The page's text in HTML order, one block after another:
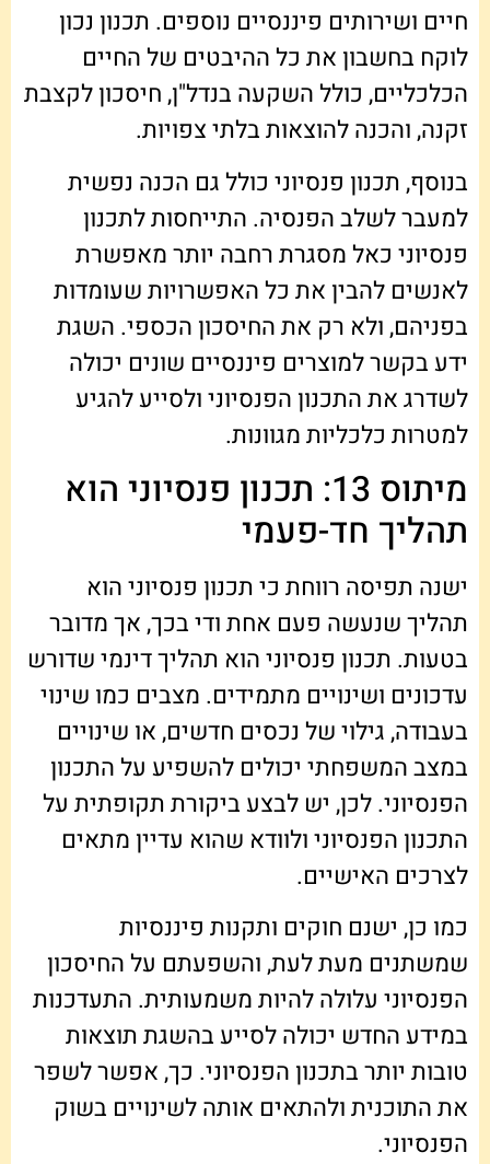
חיים ושירותים פיננסיים נוספים. תכנון נכון
לוקח בחשבון את כל ההיבטים של החיים
הכלכליים, כולל השקעה בנדל"ן, חיסכון לקצבת
זקנה, והכנה להוצאות בלתי צפויות.
בנוסף, תכנון פנסיוני כולל גם הכנה נפשית
למעבר לשלב הפנסיה. התייחסות לתכנון
פנסיוני כאל מסגרת רחבה יותר מאפשרת
לאנשים להבין את כל האפשרויות שעומדות
בפניהם, ולא רק את החיסכון הכספי. השגת
ידע בקשר למוצרים פיננסיים שונים יכולה
לשדרג את התכנון הפנסיוני ולסייע להגיע
למטרות כלכליות מגוונות.
מיתוס 13: תכנון פנסיוני הוא
תהליך חד-פעמי
ישנה תפיסה רווחת כי תכנון פנסיוני הוא
תהליך שנעשה פעם אחת ודי בכך, אך מדובר
בטעות. תכנון פנסיוני הוא תהליך דינמי שדורש
עדכונים ושינויים מתמידים. מצבים כמו שינוי
בעבודה, גילוי של נכסים חדשים, או שינויים
במצב המשפחתי יכולים להשפיע על התכנון
הפנסיוני. לכן, יש לבצע ביקורת תקופתית על
התכנון הפנסיוני ולוודא שהוא עדיין מתאים
לצרכים האישיים.
כמו כן, ישנם חוקים ותקנות פיננסיות
שמשתנים מעת לעת, והשפעתם על החיסכון
הפנסיוני עלולה להיות משמעותית. התעדכנות
במידע החדש יכולה לסייע בהשגת תוצאות
טובות יותר בתכנון הפנסיוני. כך, אפשר לשפר
את התוכנית ולהתאים אותה לשינויים בשוק
הפנסיוני.